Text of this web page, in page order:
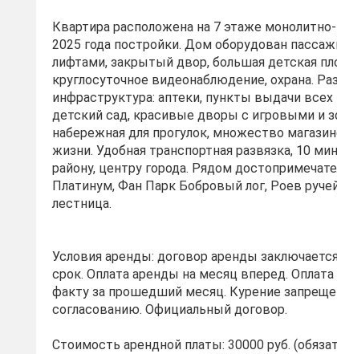
Квартира расположена на 7 этаже
2025 года постройки. Дом оборудован
лифтами, закрытый двор, большая детская
круглосуточное видеонаблюдение, охрана.
инфраструктура: аптеки, пункты выдачи
детский сад, красивые дворы с игровыми и
набережная для прогулок, множество
жизни. Удобная транспортная развязка, 10
району, центру города. Рядом
Платинум, Фан Парк Бобровый лог, Роев
лестница.
Условия аренды: договор аренды
срок. Оплата аренды на месяц вперед.
факту за прошедший месяц. Курение
согласованию. Официальный договор.
Стоимость арендной платы: 30000 руб.